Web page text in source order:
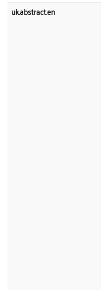
uk.abstract.en